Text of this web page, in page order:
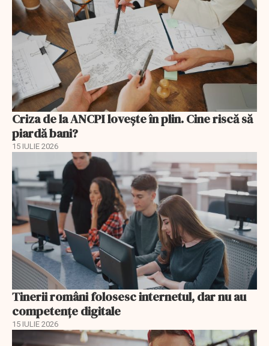
Criza de la ANCPI lovește în plin. Cine riscă să
piardă bani?
15 IULIE 2026
Tinerii români folosesc internetul, dar nu au
competențe digitale
15 IULIE 2026